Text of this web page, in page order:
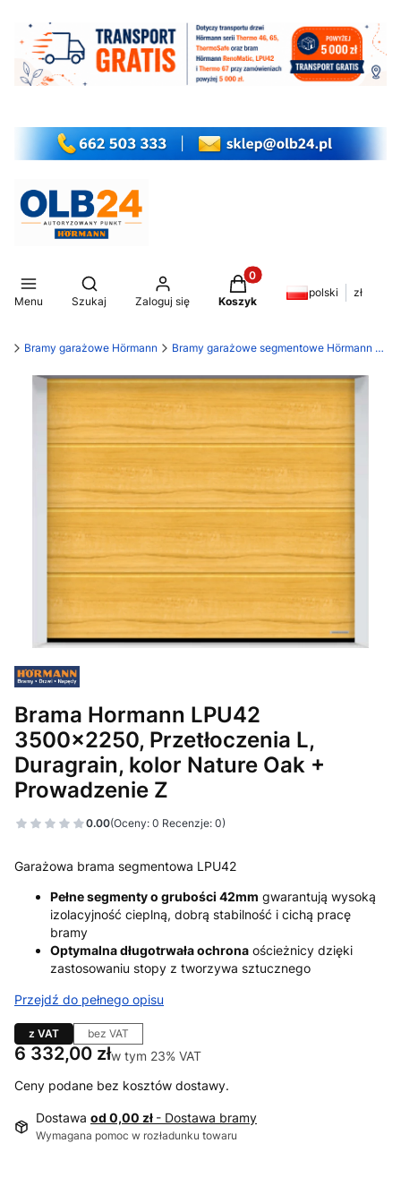
Menu
Otwórz wyszukiwarkę
Szukaj Zaloguj się
Produkty w koszyku: 0.
Koszyk
polski zł
Bramy garażowe Hörmann Bramy garażowe segmentowe Hörmann LPU 42
Brama Hormann LPU42
3500x2250, Przetłoczenia L,
Duragrain, kolor Nature Oak +
Prowadzenie Z
0.00(Oceny: 0 Recenzje: 0)
Garażowa brama segmentowa LPU42
Pełne segmenty o grubości 42mm gwarantują wysoką
izolacyjność cieplną, dobrą stabilność i cichą pracę
bramy
Optymalna długotrwała ochrona ościeżnicy dzięki
zastosowaniu stopy z tworzywa sztucznego
Przejdź do pełnego opisu
z VAT bez VAT
Cena
6 332,00 złw tym 23% VAT
w tym 23% VAT
Ceny podane bez kosztów dostawy.
Dostawa od 0,00 zł - Dostawa bramy
Wymagana pomoc w rozładunku towaru